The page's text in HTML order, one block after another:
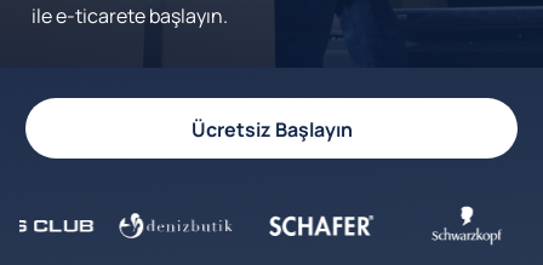
ile e-ticarete başlayın.
Ücretsiz Başlayın